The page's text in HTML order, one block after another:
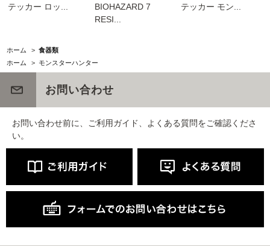
テッカー ロッ...
BIOHAZARD 7
RESI...
テッカー モン...
ホーム > 食器類
ホーム
> モンスターハンター
お問い合わせ
お問い合わせ前に、ご利用ガイド、よくある質問をご確認くださ
い。